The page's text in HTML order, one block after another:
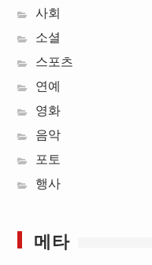
사회
소셜
스포츠
연예
영화
음악
포토
행사
메타